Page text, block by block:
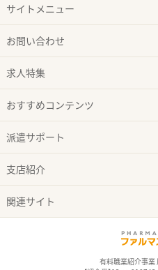
サイトメニュー
お問い合わせ
求人特集
おすすめコンテンツ
派遣サポート
支店紹介
関連サイト
有料職業紹介事業